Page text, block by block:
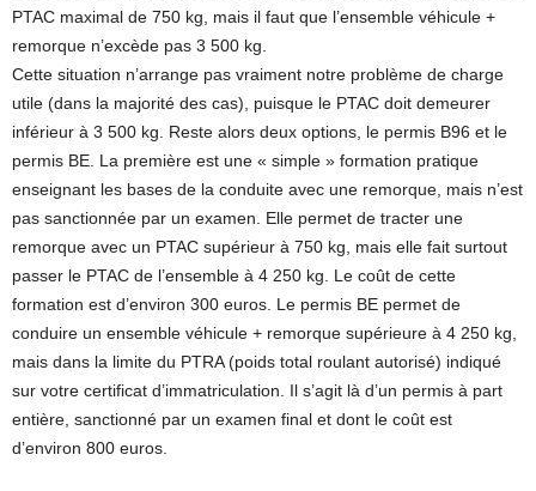
PTAC maximal de 750 kg, mais il faut que l’ensemble véhicule +
remorque n’excède pas 3 500 kg.
Cette situation n’arrange pas vraiment notre problème de charge
utile (dans la majorité des cas), puisque le PTAC doit demeurer
inférieur à 3 500 kg. Reste alors deux options, le permis B96 et le
permis BE. La première est une « simple » formation pratique
enseignant les bases de la conduite avec une remorque, mais n’est
pas sanctionnée par un examen. Elle permet de tracter une
remorque avec un PTAC supérieur à 750 kg, mais elle fait surtout
passer le PTAC de l’ensemble à 4 250 kg. Le coût de cette
formation est d’environ 300 euros. Le permis BE permet de
conduire un ensemble véhicule + remorque supérieure à 4 250 kg,
mais dans la limite du PTRA (poids total roulant autorisé) indiqué
sur votre certificat d’immatriculation. Il s’agit là d’un permis à part
entière, sanctionné par un examen final et dont le coût est
d’environ 800 euros.